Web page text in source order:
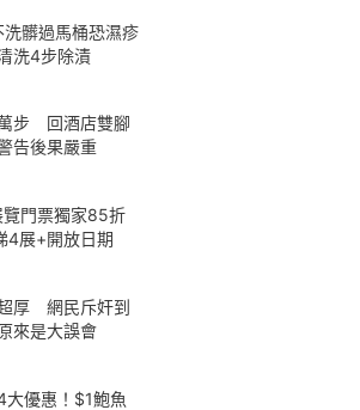
髒過馬桶恐濕疹
洗4步除漬
步 回酒店雙腳
告後果嚴重
門票獨家85折
4展+開放日期
厚 網民斥奸到
來是大誤會
優惠！$1鮑魚